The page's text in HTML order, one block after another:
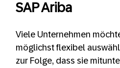
SAP Ariba
Viele Unternehmen
möglichst flexibel
zur Folge, dass sie